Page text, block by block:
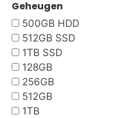
Geheugen
500GB HDD
512GB SSD
1TB SSD
128GB
256GB
512GB
1TB